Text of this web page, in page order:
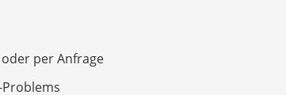
per Anfrage